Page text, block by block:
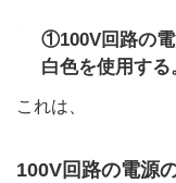
①100V回路の
白色を使用する
これは、
100V回路の電源